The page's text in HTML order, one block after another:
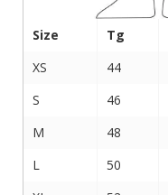
Size Tg
XS
44
S
46
M
48
L
50